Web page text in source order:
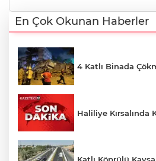
En Çok Okunan Haberler
4 Katlı Binada
Haliliye Kırsalında